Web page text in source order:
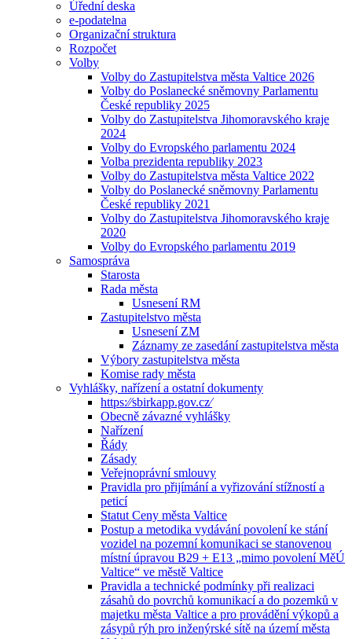
Úřední deska
e-podatelna
Organizační struktura
Rozpočet
Volby
Volby do Zastupitelstva města Valtice 2026
Volby do Poslanecké sněmovny Parlamentu
České republiky 2025
Volby do Zastupitelstva Jihomoravského kraje
2024
Volby do Evropského parlamentu 2024
Volba prezidenta republiky 2023
Volby do Zastupitelstva města Valtice 2022
Volby do Poslanecké sněmovny Parlamentu
České republiky 2021
Volby do Zastupitelstva Jihomoravského kraje
2020
Volby do Evropského parlamentu 2019
Samospráva
Starosta
Rada města
Usnesení RM
Zastupitelstvo města
Usnesení ZM
Záznamy ze zasedání zastupitelstva města
Výbory zastupitelstva města
Komise rady města
Vyhlášky, nařízení a ostatní dokumenty
https:⁄⁄sbirkapp.gov.cz⁄
Obecně závazné vyhlášky
Nařízení
Řády
Zásady
Veřejnoprávní smlouvy
Pravidla pro přijímání a vyřizování stížností a
peticí
Statut Ceny města Valtice
Postup a metodika vydávání povolení ke stání
vozidel na pozemní komunikaci se stanovenou
místní úpravou B29 + E13 „mimo povolení MěÚ
Valtice“ ve městě Valtice
Pravidla a technické podmínky při realizaci
zásahů do povrchů komunikací a do pozemků v
majetku města Valtice a pro provádění výkopů a
zásypů rýh pro inženýrské sítě na území města